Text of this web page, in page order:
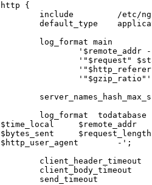
http {
include         /etc/
default_type
        log_format main
'$remote_addr
'"$request"
log_format
$time_local
$bytes_sent
$http_user_agent        -';
client_header_timeout
client_body_timeout
send_timeout